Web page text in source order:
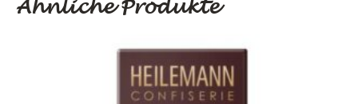
Ähnliche Produkte